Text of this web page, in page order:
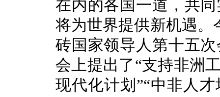
在内的各国一道，共
将为世界提供新机遇。
砖国家领导人第十五
会上提出了“支持非洲
现代化计划”“中非人